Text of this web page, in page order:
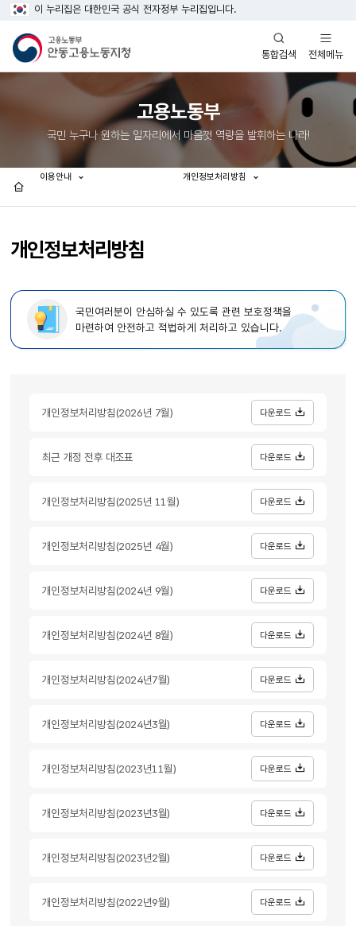
이 누리집은 대한민국 공식 전자정부 누리집입니다.
통합검색
열기
전체메뉴
열기
고용노동부
국민 누구나 원하는 일자리에서 마음껏 역량을 발휘하는 나라!
개인정보처리방침
이용안내 개인정보처리방침
국민여러분이 안심하실 수 있도록 관련 보호정책을
마련하여 안전하고 적법하게 처리하고 있습니다.
개인정보처리방침(2026년 7월) 다운로드
최근 개정 전후 대조표 다운로드
개인정보처리방침(2025년 11월) 다운로드
개인정보처리방침(2025년 4월) 다운로드
개인정보처리방침(2024년 9월) 다운로드
개인정보처리방침(2024년 8월) 다운로드
개인정보처리방침(2024년7월) 다운로드
개인정보처리방침(2024년3월) 다운로드
개인정보처리방침(2023년11월) 다운로드
개인정보처리방침(2023년3월) 다운로드
개인정보처리방침(2023년2월) 다운로드
개인정보처리방침(2022년9월) 다운로드